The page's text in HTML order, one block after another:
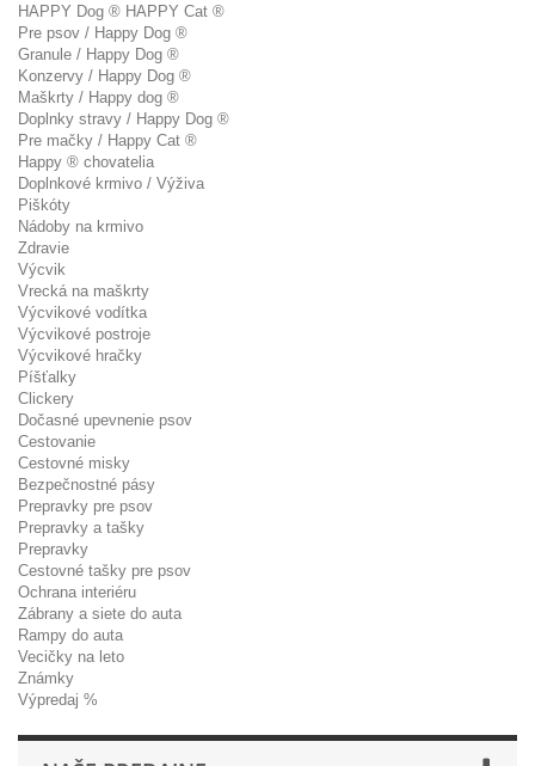
HAPPY Dog ® HAPPY Cat ®
Pre psov / Happy Dog ®
Granule / Happy Dog ®
Konzervy / Happy Dog ®
Maškrty / Happy dog ®
Doplnky stravy / Happy Dog ®
Pre mačky / Happy Cat ®
Happy ® chovatelia
Doplnkové krmivo / Výživa
Piškóty
Nádoby na krmivo
Zdravie
Výcvik
Vrecká na maškrty
Výcvikové vodítka
Výcvikové postroje
Výcvikové hračky
Píšťalky
Clickery
Dočasné upevnenie psov
Cestovanie
Cestovné misky
Bezpečnostné pásy
Prepravky pre psov
Prepravky a tašky
Prepravky
Cestovné tašky pre psov
Ochrana interiéru
Zábrany a siete do auta
Rampy do auta
Vecičky na leto
Známky
Výpredaj %